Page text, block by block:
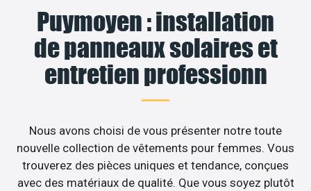
Puymoyen : installation
de panneaux solaires et
entretien professionn
Nous avons choisi de vous présenter notre toute
nouvelle collection de vêtements pour femmes. Vous
trouverez des pièces uniques et tendance, conçues
avec des matériaux de qualité. Que vous soyez plutôt